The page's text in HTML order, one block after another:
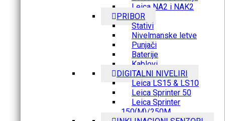
Leica NA2 i NAK2
PRIBOR
Stativi
Nivelmanske letve
Punjači
Baterije
Kablovi
DIGITALNI NIVELIRI
Leica LS15 & LS10
Leica Sprinter 50
Leica Sprinter
150(M)/250M